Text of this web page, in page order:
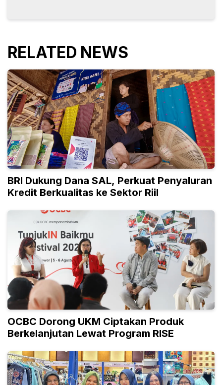
RELATED NEWS
BRI Dukung Dana SAL, Perkuat Penyaluran
Kredit Berkualitas ke Sektor Riil
OCBC Dorong UKM Ciptakan Produk
Berkelanjutan Lewat Program RISE